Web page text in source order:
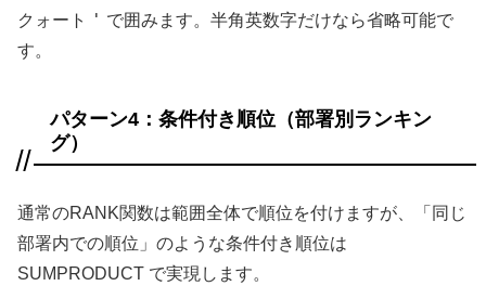
クォート
' で囲みます。半角英数字だけなら省略可能で
す。
パターン4：条件付き順位（部署別ランキン
グ）
通常のRANK関数は範囲全体で順位を付けますが、「同じ
部署内での順位」のような条件付き順位は
SUMPRODUCT で実現します。